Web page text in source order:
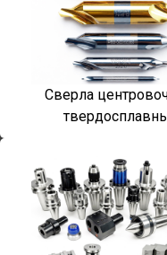
Сверла